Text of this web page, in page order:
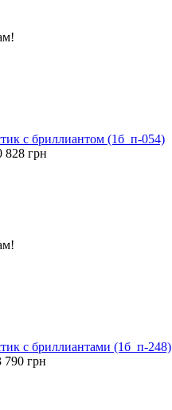
с бриллиантом (1б_п-054)
828 грн
с бриллиантами (1б_п-248)
790 грн